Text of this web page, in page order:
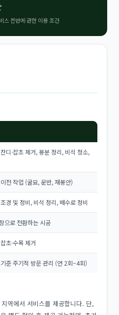
스 전반에 관한 이용 조건
디·잡초 제거, 봉분 정리, 비석 청소,
전 작업 (굴묘, 운반, 재봉안)
경 및 정비, 비석 정리, 배수로 정비
으로 전환하는 시공
초·수목 제거
준 주기적 방문 관리 (연 2회~4회)
역에서 서비스를 제공합니다. 단,